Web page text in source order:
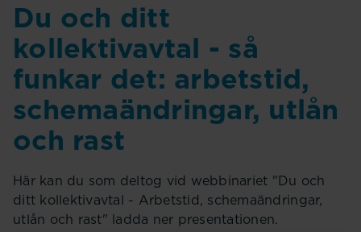
Du och ditt
kollektivavtal - så
funkar det: arbetstid,
schemaändringar, utlån
och rast
Här kan du som deltog vid webbinariet "Du och
ditt kollektivavtal - Arbetstid, schemaändringar,
utlån och rast" ladda ner presentationen.